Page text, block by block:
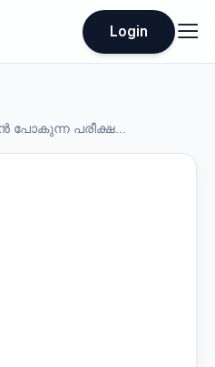
Login
പോകുന്ന പരീക്ഷ...